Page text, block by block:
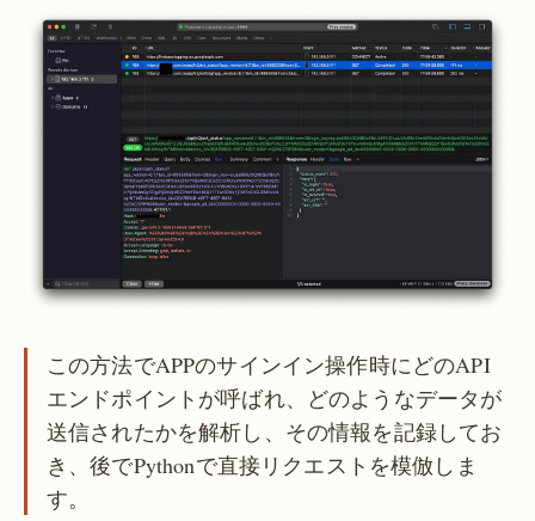
この方法でAPPのサインイン操作時にどのAPI
エンドポイントが呼ばれ、どのようなデータが
送信されたかを解析し、その情報を記録してお
き、後でPythonで直接リクエストを模倣しま
す。